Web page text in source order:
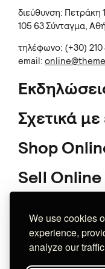
We use cookies
experience,
analyze our
διεύθυνση: Πετράκη
105 63 Σύνταγμα,
τηλέφωνο: (+30) 210
email:
Σχετικά
Shop
Sell Online